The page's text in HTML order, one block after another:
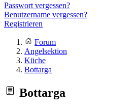
Passwort vergessen?
Benutzername vergessen?
Registrieren
Forum
Angelsektion
Küche
Bottarga
Bottarga